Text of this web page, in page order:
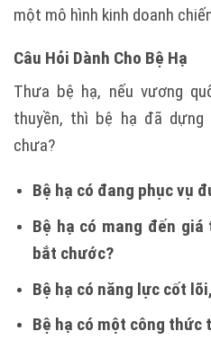
một mô hình kinh doanh
Câu Hỏi Dành Cho Bệ Hạ
Thưa bệ hạ, nếu vương
thuyền, thì bệ hạ đã dựng
chưa?
Bệ hạ có đang phục vụ
Bệ hạ có mang đến
bắt chước?
Bệ hạ có năng lực cốt
Bệ hạ có một công thức